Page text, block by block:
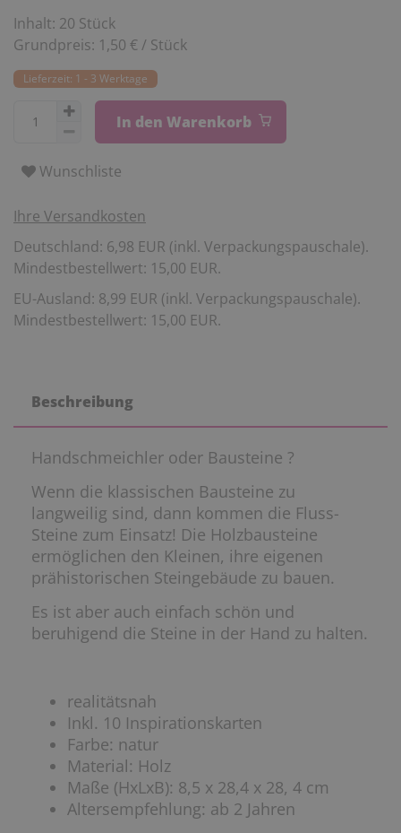
Inhalt: 20 Stück
Grundpreis: 1,50 € / Stück
Lieferzeit: 1 - 3 Werktage
In den Warenkorb
Wunschliste
Ihre Versandkosten
Deutschland: 6,98 EUR (inkl. Verpackungspauschale).
Mindestbestellwert: 15,00 EUR.
EU-Ausland: 8,99 EUR (inkl. Verpackungspauschale).
Mindestbestellwert: 15,00 EUR.
Beschreibung
Handschmeichler oder Bausteine ?
Wenn die klassischen Bausteine zu
langweilig sind, dann kommen die Fluss-
Steine zum Einsatz! Die Holzbausteine
ermöglichen den Kleinen, ihre eigenen
prähistorischen Steingebäude zu bauen.
Es ist aber auch einfach schön und
beruhigend die Steine in der Hand zu halten.
realitätsnah
Inkl. 10 Inspirationskarten
Farbe: natur
Material: Holz
Maße (HxLxB): 8,5 x 28,4 x 28, 4 cm
Altersempfehlung: ab 2 Jahren